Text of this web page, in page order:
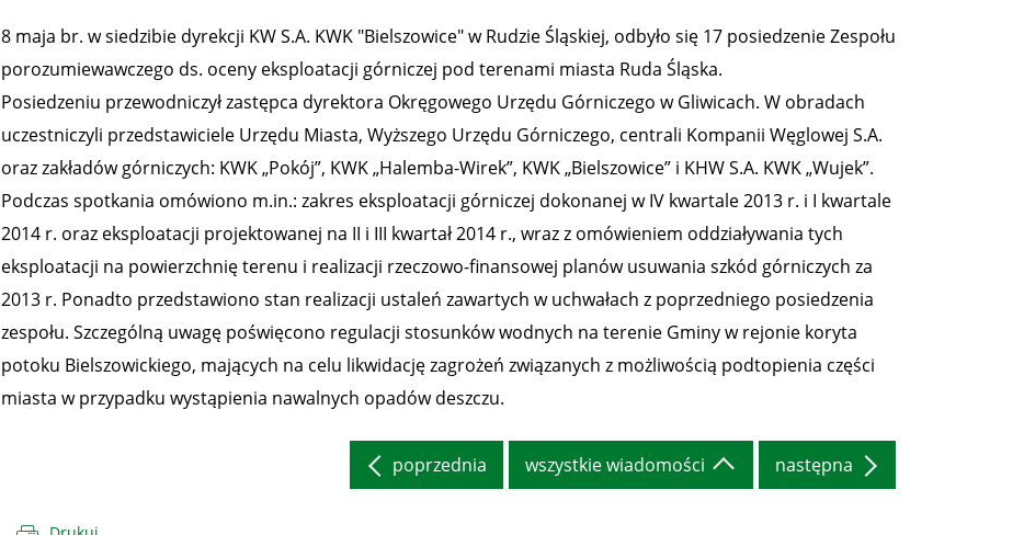
8 maja br. w siedzibie dyrekcji KW S.A. KWK "Bielszowice" w Rudzie Śląskiej, odbyło się 17 posiedzenie Zespołu
porozumiewawczego ds. oceny eksploatacji górniczej pod terenami miasta Ruda Śląska.
Posiedzeniu przewodniczył zastępca dyrektora Okręgowego Urzędu Górniczego w Gliwicach. W obradach
uczestniczyli przedstawiciele Urzędu Miasta, Wyższego Urzędu Górniczego, centrali Kompanii Węglowej S.A.
oraz zakładów górniczych: KWK „Pokój”, KWK „Halemba-Wirek”, KWK „Bielszowice” i KHW S.A. KWK „Wujek”.
Podczas spotkania omówiono m.in.: zakres eksploatacji górniczej dokonanej w IV kwartale 2013 r. i I kwartale
2014 r. oraz eksploatacji projektowanej na II i III kwartał 2014 r., wraz z omówieniem oddziaływania tych
eksploatacji na powierzchnię terenu i realizacji rzeczowo-finansowej planów usuwania szkód górniczych za
2013 r. Ponadto przedstawiono stan realizacji ustaleń zawartych w uchwałach z poprzedniego posiedzenia
zespołu. Szczególną uwagę poświęcono regulacji stosunków wodnych na terenie Gminy w rejonie koryta
potoku Bielszowickiego, mających na celu likwidację zagrożeń związanych z możliwością podtopienia części
miasta w przypadku wystąpienia nawalnych opadów deszczu.
poprzednia wszystkie wiadomości następna